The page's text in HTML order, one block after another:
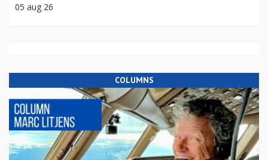
05 aug 26
COLUMNS